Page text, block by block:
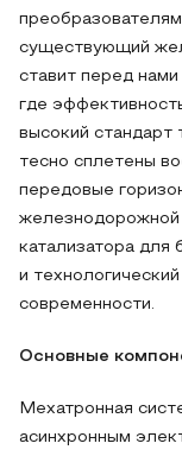
существующий
ставит перед
где
высокий стандарт
тесно сплетены
передовые
железнодорожной
катализатора для
и
современности.
Основные
Мехатронная
асинхронным